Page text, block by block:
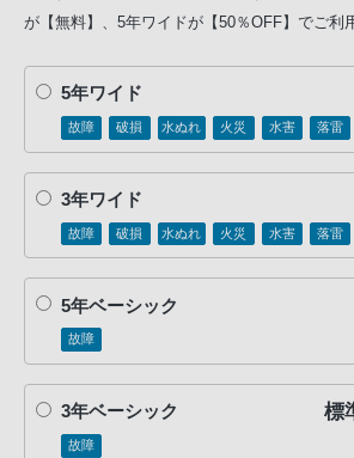
が【無料】、5年ワイドが【50％OFF】でご利
5年ワイド
故障 破損 水ぬれ 火災 水害 落雷
3年ワイド
故障 破損 水ぬれ 火災 水害 落雷
5年ベーシック
故障
3年ベーシック 標
故障